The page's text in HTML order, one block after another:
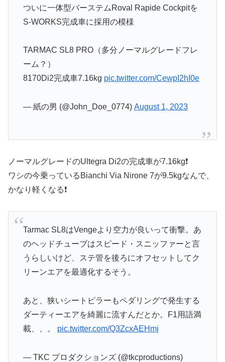
ついに一体型バーステムRoval Rapide Cockpitを
S-WORKS完成車に採用の模様
TARMAC SL8 PRO（多分ノーマルグレードフレ
ーム？）
8170Di2完成車7.16kg pic.twitter.com/CewpI2hI0e
— 紙の男 (@John_Doe_0774) August 1, 2023
ノーマルグレードのUltegra Di2の完成車が7.16kg❗️
ワシの今乗っているBianchi Via Nirone 7が9.5kgなんで、
かなり軽くなる❗️
Tarmac SL8はVengeより空力が良いって衝撃。あ
のヘッドチューブはスピード・スニッファーと言
うらしいけど、ステ管を後ろにオフセットしてク
リーンエアを最適化するそう。
あと、狭いシートピラーもペダリングで発生する
ダーティーエアを綺麗に流すんだとか。F1用語満
載、、。 pic.twitter.com/Q3ZcxAEHmj
— TKC プロダクションズ (@tkcproductions)